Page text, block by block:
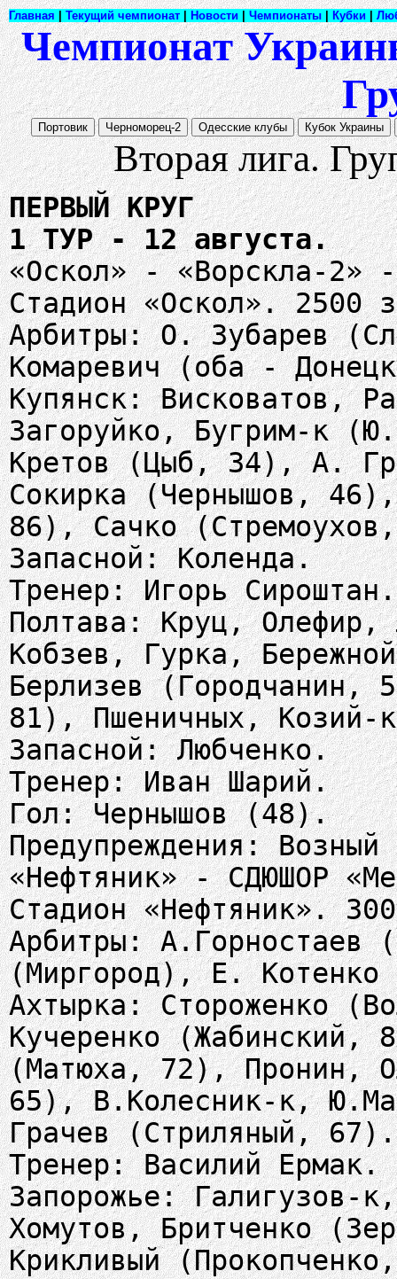
Главная Текущий чемпионат Новости Чемпионаты Кубки
Чемпионат
Вторая лига.
ПЕРВЫЙ КРУГ
1 ТУР - 12 августа.
«Оскол» - «Ворскла-
Стадион «Оскол». 2500
Арбитры: О. Зубарев
Комаревич (оба -
Купянск: Висковатов,
Загоруйко, Бугрим-к
Кретов (Цыб, 34), А.
Сокирка (Чернышов,
86), Сачко
Запасной: Коленда.
Тренер: Игорь Сироштан.
Полтава: Круц,
Кобзев, Гурка,
Берлизев (Городчанин,
81), Пшеничных, Козий-
Запасной: Любченко.
Тренер: Иван Шарий.
Гол: Чернышов (48).
Предупреждения:
«Нефтяник» - СДЮШОР
Стадион «Нефтяник».
Арбитры: А.Горностаев
(Миргород), Е.
Ахтырка: Стороженко
Кучеренко (Жабинский,
(Матюха, 72), Пронин,
65), В.Колесник-к,
Грачев (Стриляный, 67).
Тренер: Василий Ермак.
Запорожье: Галигузов-
Хомутов, Бритченко
Крикливый